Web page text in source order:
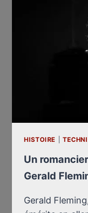
HISTOIRE
Un
Gerald
Gerald